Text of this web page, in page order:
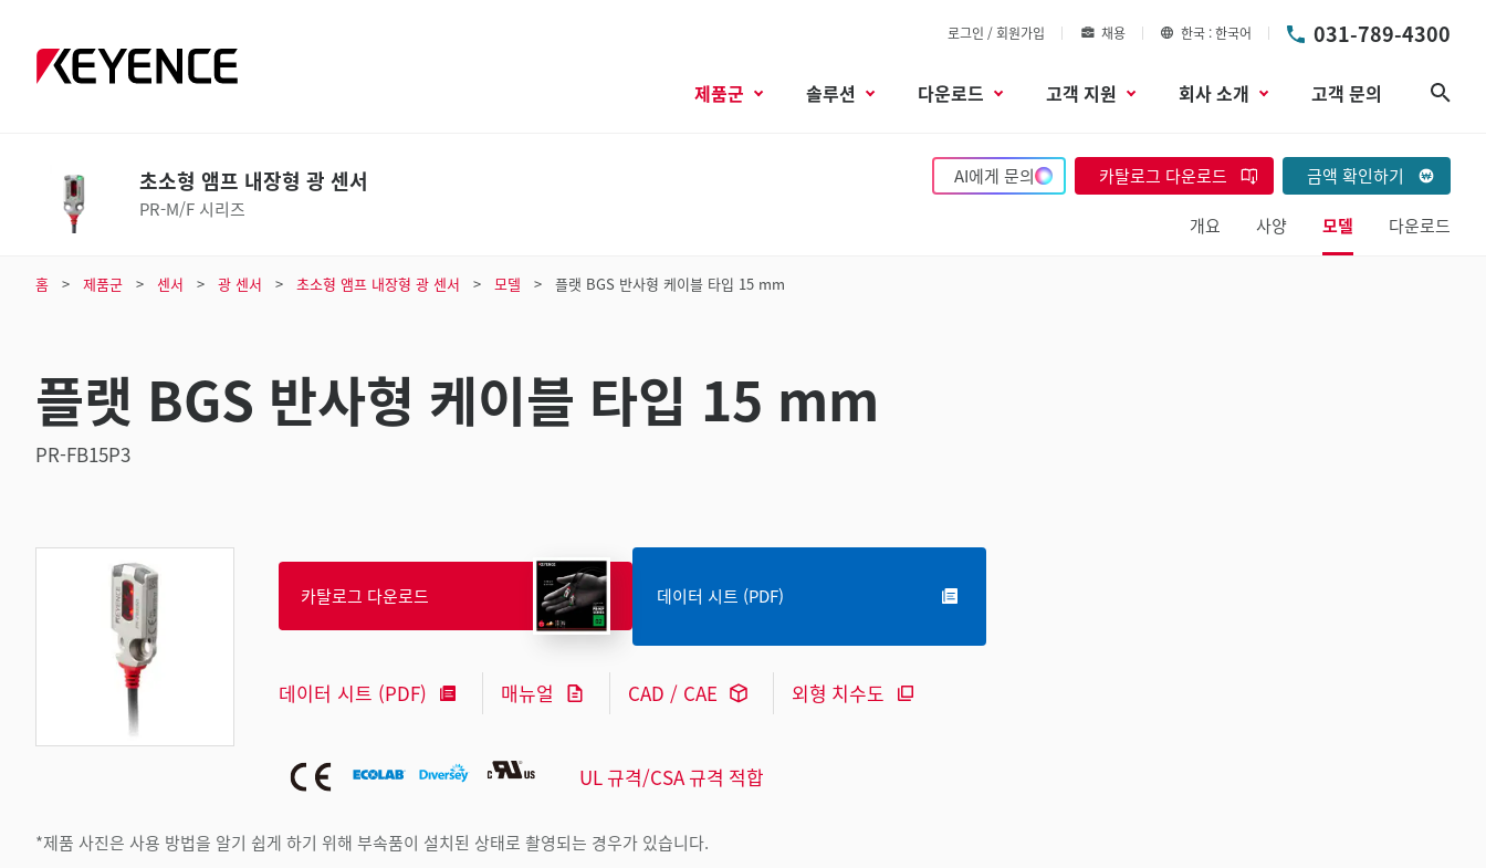
로그인 / 회원가입 채용 한국 한국어 031-789-4300
제품군 솔루션 다운로드 고객 지원 회사 소개 고객 문의
초소형 앰프 내장형 광 센서
PR-M/F 시리즈
AI에게 문의 카탈로그 다운로드 금액 확인하기
개요 사양 모델 다운로드
홈 제품군 센서 광 센서 초소형 앰프 내장형 광 센서 모델 플랫 BGS 반사형 케이블 타입 15 mm
플랫 BGS 반사형 케이블 타입 15 mm
PR-FB15P3
*제품 사진은 사용 방법을 알기 쉽게 하기 위해 부속품이 설치된 상태로 촬영되는 경우가 있습니다.
카탈로그 다운로드 데이터 시트 (PDF)
데이터 시트 (PDF) 매뉴얼 CAD / CAE 외형 치수도
UL 규격/CSA 규격 적합